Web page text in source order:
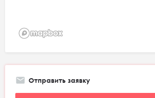
Отправить заявку